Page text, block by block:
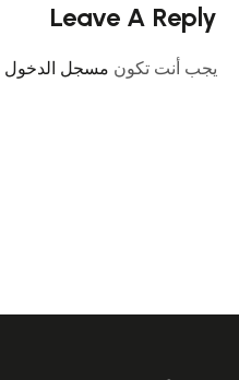
Leave A Reply
يجب أنت تكون مسجل الدخول